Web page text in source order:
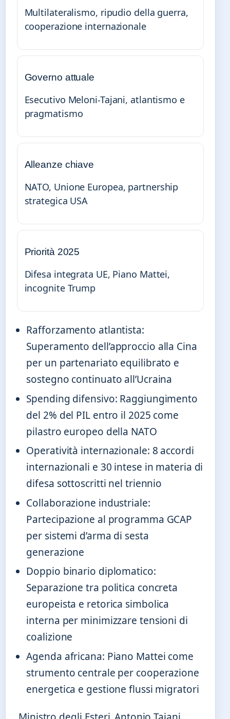
Multilateralismo, ripudio della guerra,
cooperazione internazionale
Governo attuale
Esecutivo Meloni-Tajani, atlantismo e
pragmatismo
Alleanze chiave
NATO, Unione Europea, partnership
strategica USA
Priorità 2025
Difesa integrata UE, Piano Mattei,
incognite Trump
Rafforzamento atlantista:
Superamento dell’approccio alla Cina
per un partenariato equilibrato e
sostegno continuato all’Ucraina
Spending difensivo: Raggiungimento
del 2% del PIL entro il 2025 come
pilastro europeo della NATO
Operatività internazionale: 8 accordi
internazionali e 30 intese in materia di
difesa sottoscritti nel triennio
Collaborazione industriale:
Partecipazione al programma GCAP
per sistemi d’arma di sesta
generazione
Doppio binario diplomatico:
Separazione tra politica concreta
europeista e retorica simbolica
interna per minimizzare tensioni di
coalizione
Agenda africana: Piano Mattei come
strumento centrale per cooperazione
energetica e gestione flussi migratori